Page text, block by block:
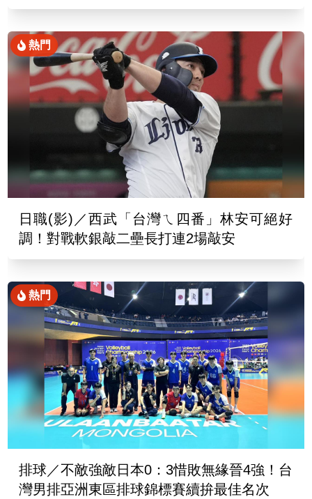
熱門
日職(影)／西武「台灣ㄟ四番」林安可絕好
調！對戰軟銀敲二壘長打連2場敲安
熱門
排球／不敵強敵日本0：3惜敗無緣晉4強！台
灣男排亞洲東區排球錦標賽續拚最佳名次